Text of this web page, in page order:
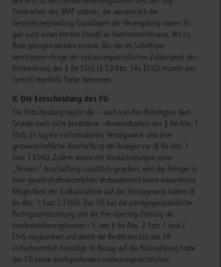
Fondserlass des BMF stützen, die ausweislich der
Gesetzesbegründung Grundlagen der Neuregelung waren. Es
gab auch einen breiten Strauß an Kommentarliteratur, der zu
Rate gezogen werden konnte. Bei der im Schrifttum
umstrittenen Frage der verfassungsrechtlichen Zulässigkeit der
Rückwirkung des § 6e EStG (§ 52 Abs. 14a EStG) musste das
Gericht ebenfalls Farbe bekennen.
II. Die Entscheidung des FG
Die Entscheidung bejaht die – auch von den Beteiligten dem
Grunde nach nicht bestrittene –Anwendbarkeit des § 6e Abs. 1
EStG. Es lag ein vorformuliertes Vertragswerk und eine
gemeinschaftliche Anschaffung der Anleger vor (§ 6e Abs. 1
Satz 1 EStG). Zudem waren die Voraussetzungen einer
„fiktiven“ Anschaffung zusätzlich gegeben, weil die Anleger in
ihrer gesellschaftsrechtlichen Verbundenheit keine wesentliche
Möglichkeit der Einflussnahme auf das Vertragswerk hatten (§
6e Abs. 1 Satz 2 EStG). Das FG hat die streitgegenständliche
Pachtgarantiezahlung und die Pre-Opening-Zahlung als
Fondsetablierungskosten i. S. von § 6e Abs. 2 Satz 1 und 2
EStG eingeordnet und damit die Rechtsansicht des FA
einfachrechtlich bestätigt. In Bezug auf die Rückwirkung hatte
das FG keine durchgreifenden verfassungsrechtlichen